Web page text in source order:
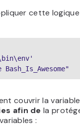
cette
couvrir la
afin de la
: